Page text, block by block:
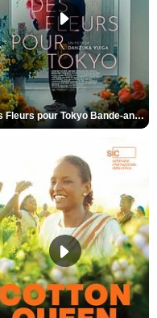
Des Fleurs pour Tokyo Bande-annonce VO STFR